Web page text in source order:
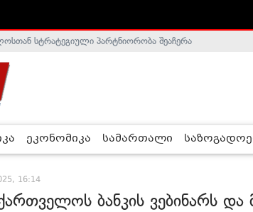
მთავრობა არალეგიტიმურია - ჰელსინკის კომისია
სტრატეგიული პარტნიორობა შეაჩერა
ეკონომიკა სამართალი
16:14
ბანკის ვებინარს